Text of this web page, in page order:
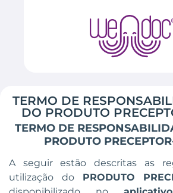
TERMO DE
DO PRODUTO
TERMO DE
PRODUTO
A seguir estão descritas as
utilização do PRODUTO